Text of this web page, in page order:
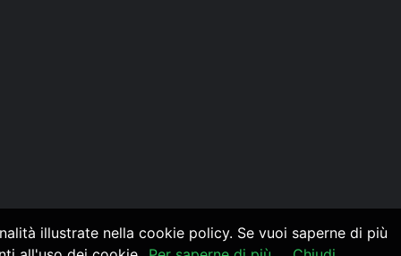
illustrate nella cookie policy. Se vuoi saperne di più